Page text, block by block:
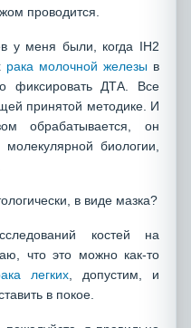
проводится.
у меня были, когда IH2
рака молочной железы в
фиксировать ДТА. Все
принятой методике. И
обрабатывается, он
биологии,
в виде мазка?
костей на
что это можно как-то
легких, допустим, и
в покое.